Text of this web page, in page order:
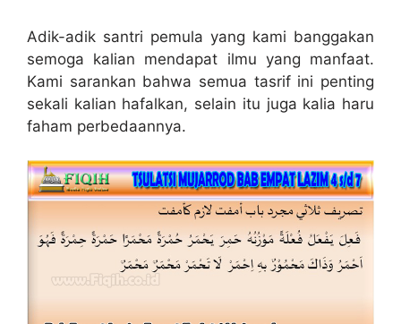
Adik-adik santri pemula yang kami banggakan
semoga kalian mendapat ilmu yang manfaat.
Kami sarankan bahwa semua tasrif ini penting
sekali kalian hafalkan, selain itu juga kalia haru
faham perbedaannya.